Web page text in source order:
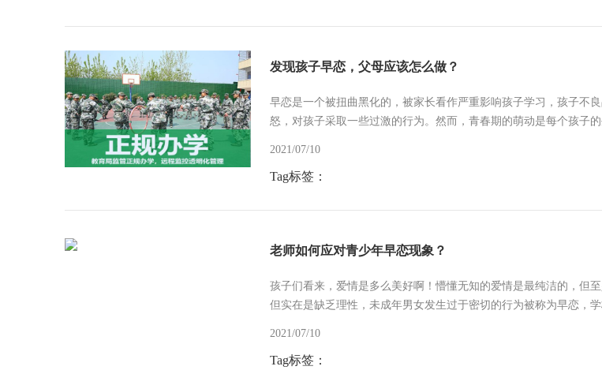
发现孩子早恋，父母应该怎么做？
早恋是一个被扭曲黑化的，被家长看作严重影响孩子学习，孩子不
怒，对孩子采取一些过激的行为。然而，青春期的萌动是每个孩子
2021/07/10
Tag标签：
老师如何应对青少年早恋现象？
孩子们看来，爱情是多么美好啊！懵懂无知的爱情是最纯洁的，但
但实在是缺乏理性，未成年男女发生过于密切的行为被称为早恋，
2021/07/10
Tag标签：